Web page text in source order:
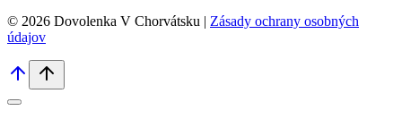
© 2026 Dovolenka V Chorvátsku | Zásady ochrany osobných
údajov